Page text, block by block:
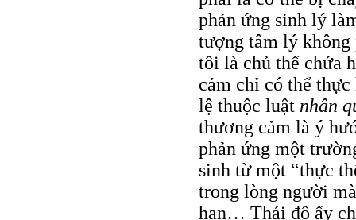
phản ứng sinh lý
tượng tâm lý
tôi là chủ thể chứa
cảm chỉ có thể thực
lệ thuộc luật nhân
thương cảm là ý
phản ứng một
sinh từ một “thực
trong lòng người
hạn… Thái độ ấy